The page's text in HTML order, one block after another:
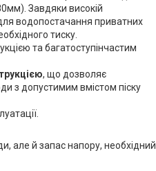
Завдяки високій
водопостачання приватних
тиску.
та багатоступінчастим
, що дозволяє
з допустимим вмістом піску
але й запас напору, необхідний